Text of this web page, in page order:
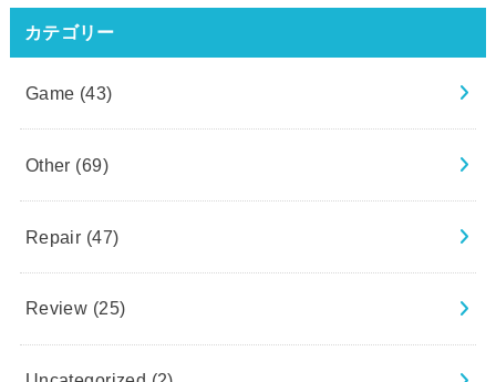
カテゴリー
Game (43)
Other (69)
Repair (47)
Review (25)